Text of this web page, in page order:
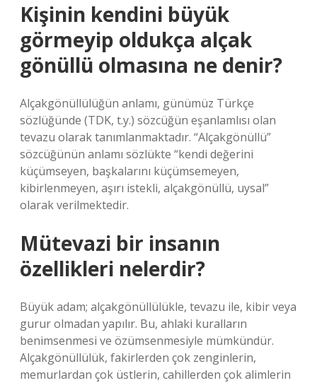
Kişinin kendini büyük
görmeyip oldukça alçak
gönüllü olmasına ne denir?
Alçakgönüllülüğün anlamı, günümüz Türkçe
sözlüğünde (TDK, t.y.) sözcüğün eşanlamlısı olan
tevazu olarak tanımlanmaktadır. “Alçakgönüllü”
sözcüğünün anlamı sözlükte “kendi değerini
küçümseyen, başkalarını küçümsemeyen,
kibirlenmeyen, aşırı istekli, alçakgönüllü, uysal”
olarak verilmektedir.
Mütevazi bir insanın
özellikleri nelerdir?
Büyük adam; alçakgönüllülükle, tevazu ile, kibir veya
gurur olmadan yapılır. Bu, ahlaki kuralların
benimsenmesi ve özümsenmesiyle mümkündür.
Alçakgönüllülük, fakirlerden çok zenginlerin,
memurlardan çok üstlerin, cahillerden çok alimlerin